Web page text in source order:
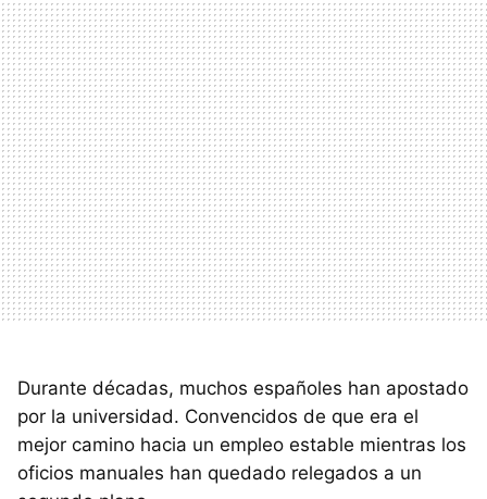
Durante décadas, muchos españoles han apostado
por la universidad. Convencidos de que era el
mejor camino hacia un empleo estable mientras los
oficios manuales han quedado relegados a un